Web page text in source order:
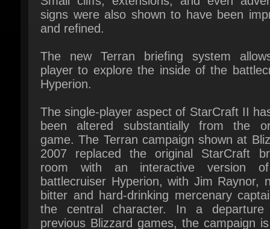
The new Terran briefing system
player to explore the inside of the
The single-player aspect of StarCraft II has
been altered substantially from the
2007 replaced the original StarCraft
room with an interactive version of
battlecruiser Hyperion, with Jim Raynor,
bitter and hard-drinking mercenary
the central character. In a departure
previous Blizzard games, the campaign is
linear, with Raynor taking jobs for
using that money to buy additional units
upgrades. Although each playthrough will